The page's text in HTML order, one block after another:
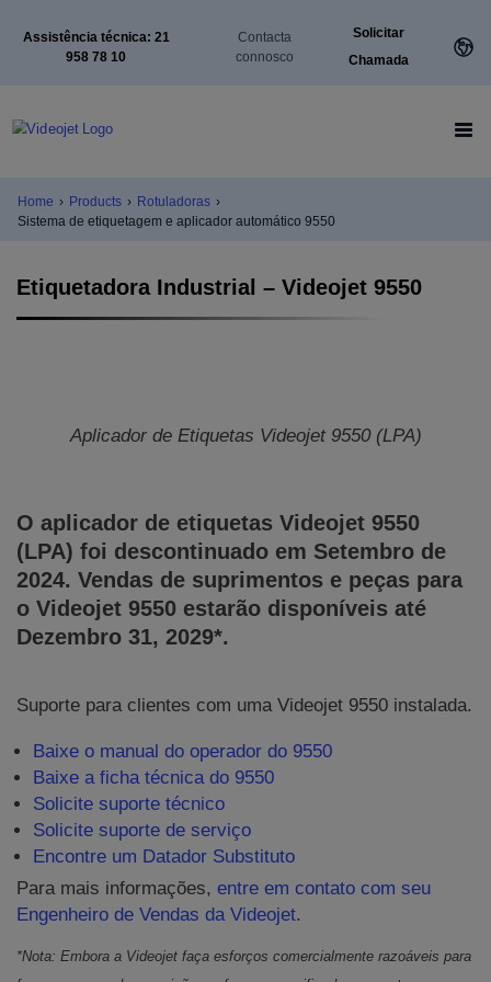
Assistência técnica: 21
958 78 10
Contacta
connosco
Solicitar
Chamada
Home › Products › Rotuladoras ›
Sistema de etiquetagem e aplicador automático 9550
Etiquetadora Industrial – Videojet 9550
Aplicador de Etiquetas Videojet 9550 (LPA)
O aplicador de etiquetas Videojet 9550
(LPA) foi descontinuado em Setembro de
2024. Vendas de suprimentos e peças para
o Videojet 9550 estarão disponíveis até
Dezembro 31, 2029*.
Suporte para clientes com uma Videojet 9550 instalada.
Baixe o manual do operador do 9550
Baixe a ficha técnica do 9550
Solicite suporte técnico
Solicite suporte de serviço
Encontre um Datador Substituto
Para mais informações, entre em contato com seu
Engenheiro de Vendas da Videojet.
*Nota: Embora a Videojet faça esforços comercialmente razoáveis para